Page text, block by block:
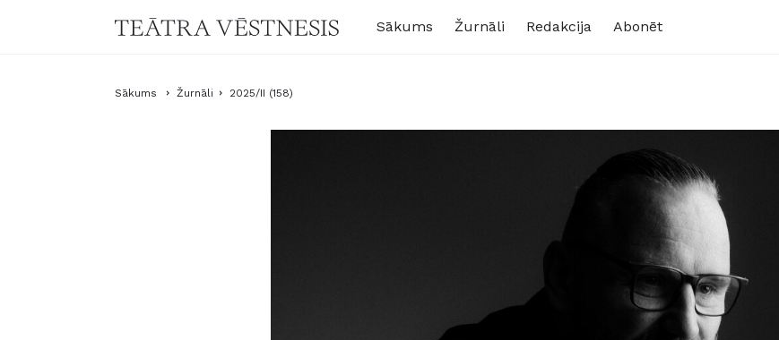
Sākums Žurnāli Redakcija Abonēt
Sākums Žurnāli 2025/II (158)